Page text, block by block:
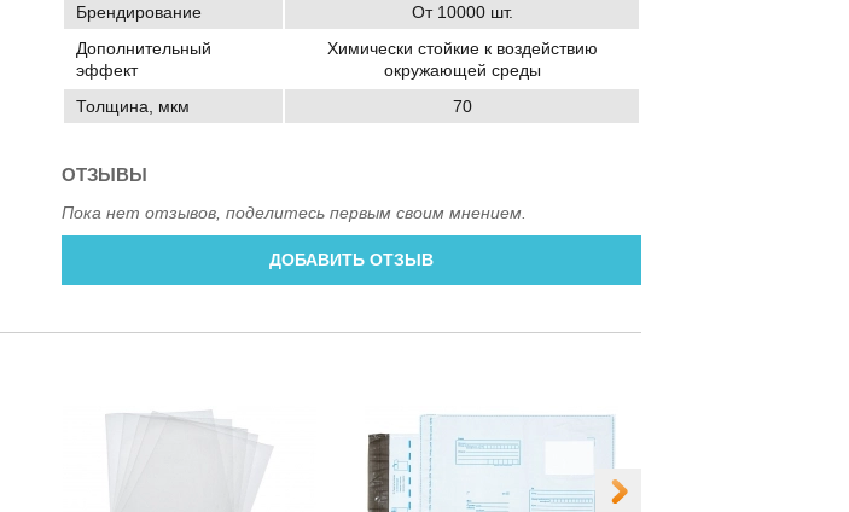
Брендирование
От 10000 шт.
Дополнительный
эффект
Химически стойкие к воздействию
окружающей среды
Толщина, мкм
70
ОТЗЫВЫ
Пока нет отзывов, поделитесь первым своим мнением.
ДОБАВИТЬ ОТЗЫВ